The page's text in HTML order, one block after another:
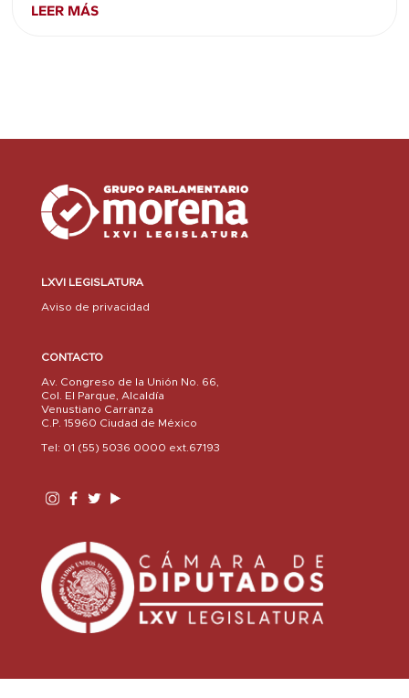
LEER MÁS
LXVI LEGISLATURA
Aviso de privacidad
CONTACTO
Av. Congreso de la Unión No. 66,
Col. El Parque, Alcaldía
Venustiano Carranza
C.P. 15960 Ciudad de México
Tel: 01 (55) 5036 0000 ext.67193